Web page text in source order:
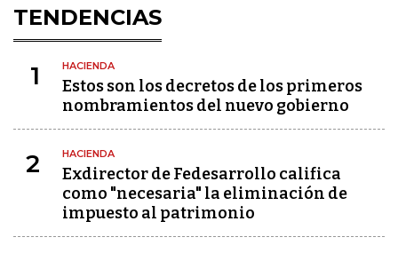
TENDENCIAS
1 HACIENDA
Estos son los decretos de los primeros
nombramientos del nuevo gobierno
2 HACIENDA
Exdirector de Fedesarrollo califica
como "necesaria" la eliminación de
impuesto al patrimonio